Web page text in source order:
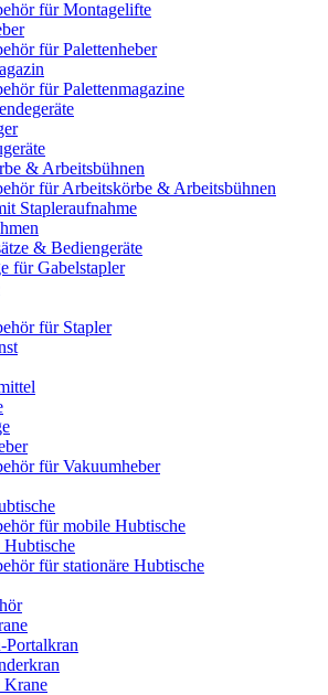
für Montagelifte
für Palettenheber
für Palettenmagazine
& Arbeitsbühnen
für Arbeitskörbe & Arbeitsbühnen
Stapleraufnahme
& Bediengeräte
für Gabelstapler
für Stapler
für Vakuumheber
für mobile Hubtische
Hubtische
für stationäre Hubtische
Portalkran
Krane